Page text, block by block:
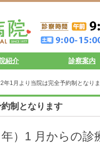
紹介 診察案内
年1月より当院は完全予約制となり
制となります
）1 月からの